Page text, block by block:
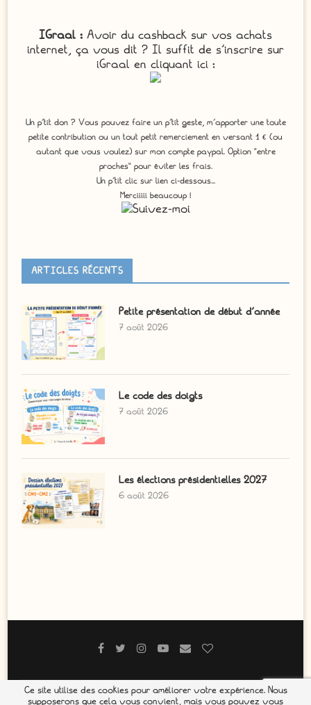
IGraal : Avoir du cashback sur vos achats
internet, ça vous dit ? Il suffit de s'inscrire sur
iGraal en cliquant ici :
Un p'tit don ? Vous pouvez faire un p’tit geste, m’apporter une toute
petite contribution ou un tout petit remerciement en versant 1 € (ou
autant que vous voulez) sur mon compte paypal. Option "entre
proches" pour éviter les frais.
Un p'tit clic sur lien ci-dessous...
Merciiiii beaucoup !
ARTICLES RÉCENTS
Petite présentation de début d’année
7 août 2026
Le code des doigts
7 août 2026
Les élections présidentielles 2027
6 août 2026
@2021 - Tous droits réservés. Designed and Developed byNexusCom
Ce site utilise des cookies pour améliorer votre expérience. Nous
supposerons que cela vous convient, mais vous pouvez vous